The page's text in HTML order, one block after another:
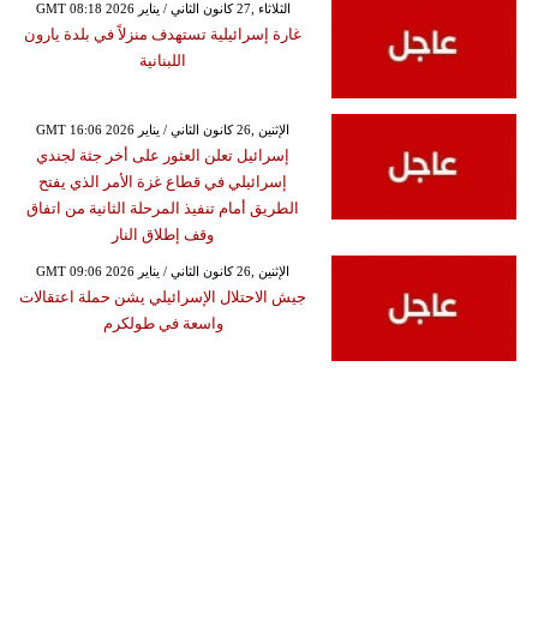
GMT 08:18 2026 الثلاثاء ,27 كانون الثاني / يناير
غارة إسرائيلية تستهدف منزلاً في بلدة يارون
اللبنانية
GMT 16:06 2026 الإثنين ,26 كانون الثاني / يناير
إسرائيل تعلن العثور على أخر جثة لجندي
إسرائيلي في قطاع غزة الأمر الذي يفتح
الطريق أمام تنفيذ المرحلة الثانية من اتفاق
وقف إطلاق النار
GMT 09:06 2026 الإثنين ,26 كانون الثاني / يناير
جيش الاحتلال الإسرائيلي يشن حملة اعتقالات
واسعة في طولكرم